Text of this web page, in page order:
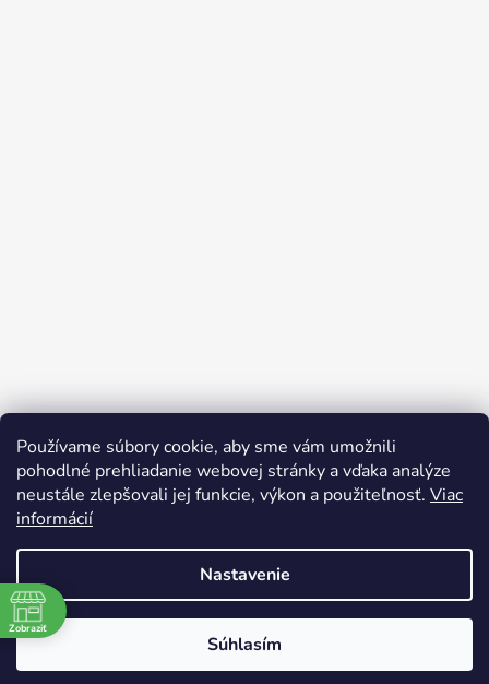
Používame súbory cookie, aby sme vám umožnili
pohodlné prehliadanie webovej stránky a vďaka analýze
neustále zlepšovali jej funkcie, výkon a použiteľnosť. Viac
informácií
Nastavenie
Súhlasím
Vytvoril Shoptet
bicyclegarage.sk
vyhradené.
Zobraziť